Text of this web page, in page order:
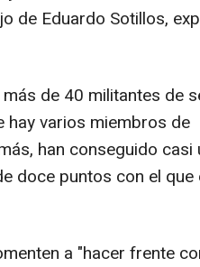
de Eduardo Sotillos,
de 40 militantes de
hay varios miembros de
han conseguido casi
doce puntos con el que
a "hacer frente